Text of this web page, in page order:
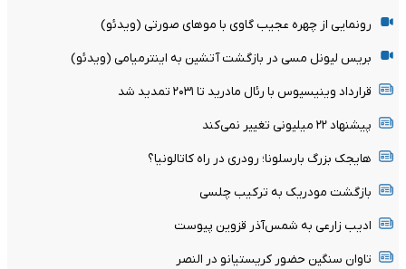
رونمایی از چهره عجیب گاوی با موهای صورتی (ویدئو)
بریس لیونل مسی در بازگشت آتشین به اینترمیامی (ویدئو)
قرارداد وینیسیوس با رئال مادرید تا ۲۰۳۱ تمدید شد
پیشنهاد ۲۲ میلیونی تغییر نمی‌کند
هایجک بزرگ بارسلونا؛ رودری در راه کاتالونیا؟
بازگشت مودریک به ترکیب چلسی
ادیب زارعی به شمس‌آذر قزوین پیوست
تاوان سنگین حضور کریستیانو در النصر